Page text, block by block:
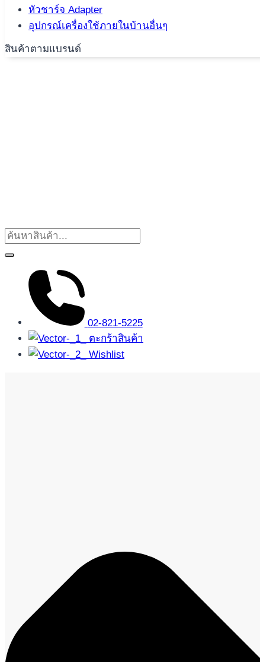
หัวชาร์จ Adapter
อุปกรณ์เครื่องใช้ภายในบ้านอื่นๆ
สินค้าตามแบรนด์
02-821-5225
ตะกร้าสินค้า
Wishlist